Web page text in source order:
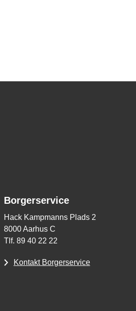
Borgerservice
Hack Kampmanns Plads 2
8000 Aarhus C
Tlf. 89 40 22 22
Kontakt Borgerservice